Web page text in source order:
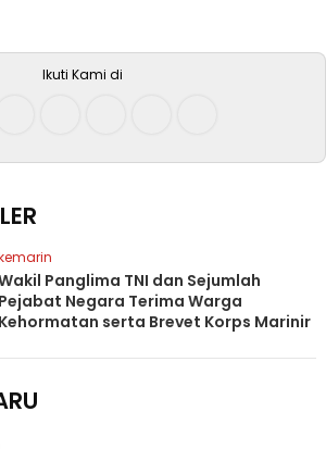
Ikuti Kami di
Panglima TNI dan Sejumlah
Pejabat Negara Terima Warga
Kehormatan serta Brevet Korps Marinir